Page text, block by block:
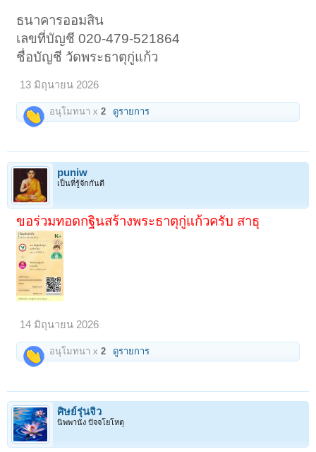
ธนาคารออมสิน
เลขที่บัญชี 020-479-521864
ชื่อบัญชี วัดพระธาตุกู่แก้ว
13 มิถุนายน 2026
อนุโมทนา x2 ดูรายการ
puniw
เป็นที่รู้จักกันดี
ขอร่วมทอดกฐินสร้างพระธาตุกู่แก้วครับ สาธุ
14 มิถุนายน 2026
อนุโมทนา x2 ดูรายการ
ศิษย์รุ่นจิ๋ว
นิพพานัง ปัจจโยโหตุ